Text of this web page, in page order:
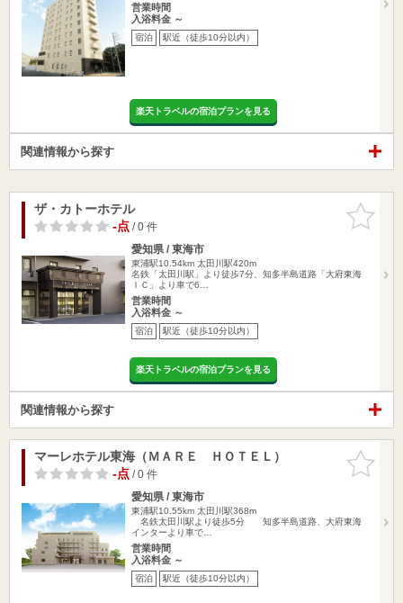
営業時間
入浴料金 ～
宿泊 駅近（徒歩10分以内）
楽天トラベルの宿泊プランを見る
関連情報から探す
お気に入
りに追加
ザ・カトーホテル
-点/ 0 件
愛知県 / 東海市
東浦駅10.54km 太田川駅420m
名鉄「太田川駅」より徒歩7分、知多半島道路「大府東海
ＩＣ」より車で6…
営業時間
入浴料金 ～
宿泊 駅近（徒歩10分以内）
楽天トラベルの宿泊プランを見る
関連情報から探す
お気に入
りに追加
マーレホテル東海（ＭＡＲＥ ＨＯＴＥＬ）
-点/ 0 件
愛知県 / 東海市
東浦駅10.55km 太田川駅368m
名鉄太田川駅より徒歩5分 知多半島道路、大府東海
インターより車で…
営業時間
入浴料金 ～
宿泊 駅近（徒歩10分以内）